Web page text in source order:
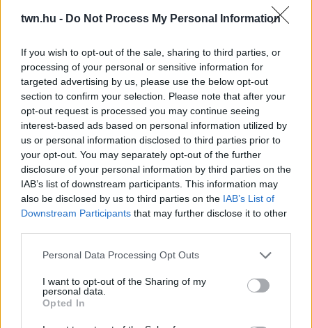
twn.hu - Do Not Process My Personal Information
If you wish to opt-out of the sale, sharing to third parties, or
processing of your personal or sensitive information for
targeted advertising by us, please use the below opt-out
section to confirm your selection. Please note that after your
opt-out request is processed you may continue seeing
interest-based ads based on personal information utilized by
us or personal information disclosed to third parties prior to
your opt-out. You may separately opt-out of the further
disclosure of your personal information by third parties on the
IAB’s list of downstream participants. This information may
also be disclosed by us to third parties on the IAB’s List of
Downstream Participants that may further disclose it to other
Please note that this website/app uses one or more Google
not limited to your visit or usage behaviour. You may click to
grant or deny consent to Google and its third-party tags to
use your data for below specified purposes in below Google
consent section.
Personal Data Processing Opt Outs
I want to opt-out of the Sharing of my
personal data.
Opted In
HA MINDIG EZT A MONDATOT HASZNÁLOD, AZ
Te szoktad?
08. 02.
SOKAN ROSSZUL TÁROLJÁK A GYÓGYSZEREIKET –
EMIATT CSÖKKENHET A HATÁSUK
Érdemes odafigyelni rá
08. 01.
EGYRE TÖBB FIATALNÁL JELENTKEZIK EZ A
VITAMINHIÁNY – ILYEN JELEKRE FIGYELJ
Erre figyelj!
07. 31.
NEM A CITROMSAV, AZ ECET VAGY A
SZÓDABIKARBÓNA A LEGERŐSEBB: EZT HASZNÁLJÁK A
SZÁLLODÁKBAN A VÍZKŐ ELLEN
Ez a szer tényleg eltünteti a vízkövet
24 óra